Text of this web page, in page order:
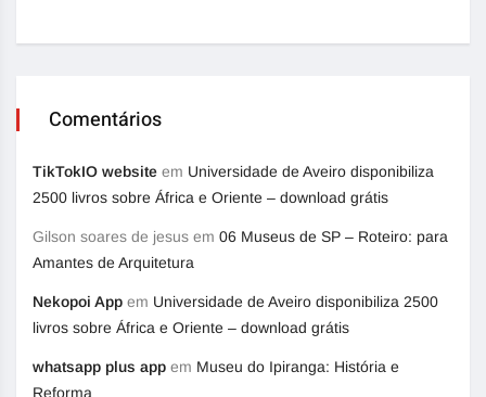
Comentários
TikTokIO website em Universidade de Aveiro disponibiliza
2500 livros sobre África e Oriente – download grátis
Gilson soares de jesus em 06 Museus de SP – Roteiro: para
Amantes de Arquitetura
Nekopoi App em Universidade de Aveiro disponibiliza 2500
livros sobre África e Oriente – download grátis
whatsapp plus app em Museu do Ipiranga: História e
Reforma